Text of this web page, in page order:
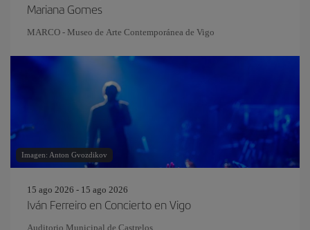
Mariana Gomes
MARCO - Museo de Arte Contemporánea de Vigo
Imagen: Anton Gvozdikov
15 ago 2026 - 15 ago 2026
Iván Ferreiro en Concierto en Vigo
Auditorio Municipal de Castrelos